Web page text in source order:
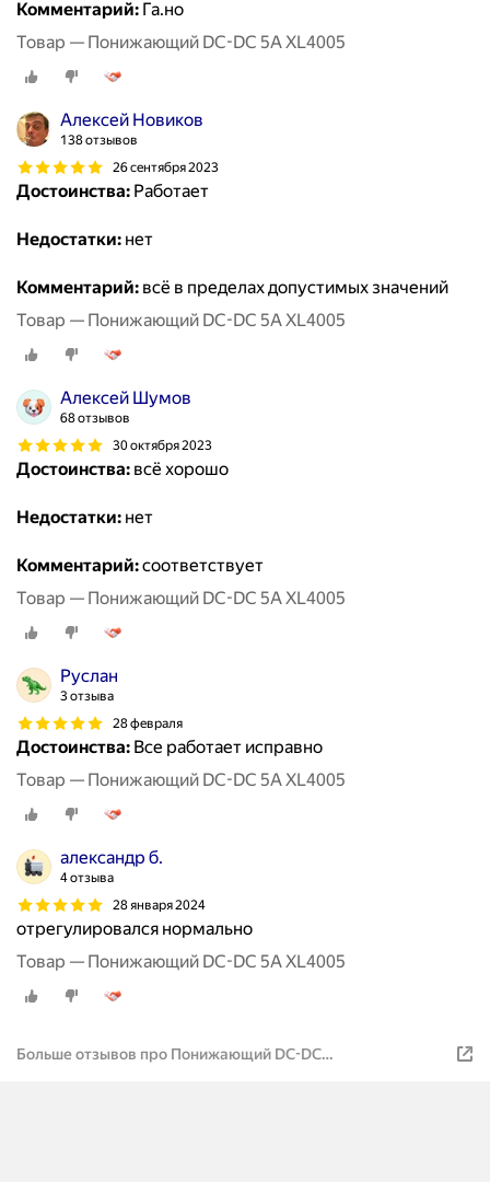
Комментарий: Га.но
Товар — Понижающий DC-DC 5A XL4005
Алексей Новиков
138 отзывов
26 сентября 2023
Достоинства: Работает
Недостатки: нет
Комментарий: всё в пределах допустимых значений
Товар — Понижающий DC-DC 5A XL4005
Алексей Шумов
68 отзывов
30 октября 2023
Достоинства: всё хорошо
Недостатки: нет
Комментарий:соответствует
Товар — Понижающий DC-DC 5A XL4005
Руслан
3 отзыва
28 февраля
Достоинства: Все работает исправно
Товар — Понижающий DC-DC 5A XL4005
александр б.
4 отзыва
28 января 2024
отрегулировался нормально
Товар — Понижающий DC-DC 5A XL4005
Больше отзывов про Понижающий DC-DC